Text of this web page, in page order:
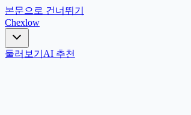
본문으로 건너뛰기
Chexlow
둘러보기 AI 추천